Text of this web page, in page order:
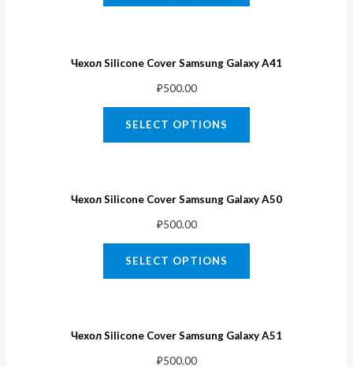
Чехол Silicone Cover Samsung Galaxy A41
₽500.00
SELECT OPTIONS
Чехол Silicone Cover Samsung Galaxy A50
₽500.00
SELECT OPTIONS
Чехол Silicone Cover Samsung Galaxy A51
₽500.00